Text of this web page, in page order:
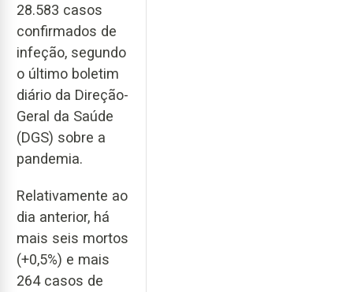
28.583 casos
confirmados de
infeção, segundo
o último boletim
diário da Direção-
Geral da Saúde
(DGS) sobre a
pandemia.
Relativamente ao
dia anterior, há
mais seis mortos
(+0,5%) e mais
264 casos de